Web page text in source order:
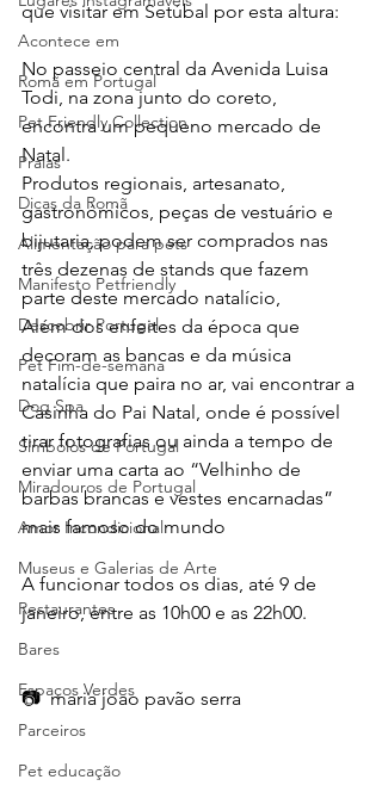
Acontece em
Romã em Portugal
Pet Friendly Collection
Praias
Dicas da Romã
Alimentação para pets
Manifesto Petfriendly
Descobrir Portugal
Pet Fim-de-semana
Dog Spa
Símbolos de Portugal
Miradouros de Portugal
Amor Incondicional
Museus e Galerias de Arte
Restaurantes
Bares
Espaços Verdes
Parceiros
Pet educação
que visitar em Setúbal por esta altura:
No passeio central da Avenida Luisa
Todi, na zona junto do coreto,
encontra um pequeno mercado de
Natal.
Produtos regionais, artesanato,
gastronómicos, peças de vestuário e
bijutaria, podem ser comprados nas
três dezenas de stands que fazem
parte deste mercado natalício,
Além dos enfeites da época que
decoram as bancas e da música
natalícia que paira no ar, vai encontrar a
Casinha do Pai Natal, onde é possível
tirar fotografias ou ainda a tempo de
enviar uma carta ao “Velhinho de
barbas brancas e vestes encarnadas”
mais famoso do mundo
A funcionar todos os dias, até 9 de
janeiro, entre as 10h00 e as 22h00.
📷  maria joao pavão serra